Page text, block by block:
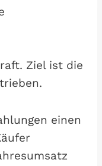
Ziel ist die
einen